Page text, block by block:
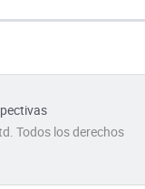
Todos los derechos